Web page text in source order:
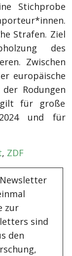
Stichprobe
Strafen. Ziel
des
Zwischen
europäische
Rodungen
gilt für große
und für
, ZDF
zur
sind
den